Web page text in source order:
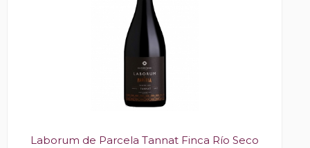
Laborum de Parcela Tannat Finca Río Seco